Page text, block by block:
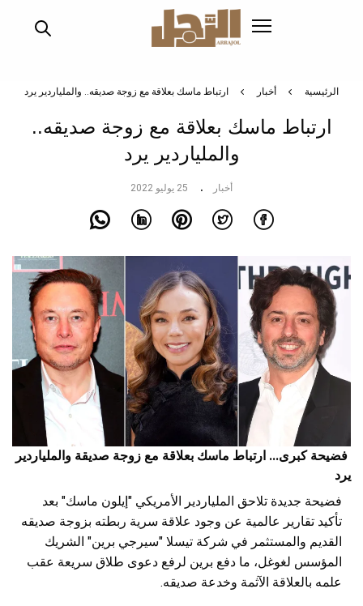
الرئيسية أخبار ارتباط ماسك بعلاقة مع زوجة صديقه.. والملياردير يرد
ارتباط ماسك بعلاقة مع زوجة صديقه..
والملياردير يرد
أخبار 25 يوليو 2022
فضيحة كبرى... ارتباط ماسك بعلاقة مع زوجة صديقة والملياردير
يرد
فضيحة جديدة تلاحق الملياردير الأمريكي "إيلون ماسك" بعد
تأكيد تقارير عالمية عن وجود علاقة سرية ربطته بزوجة صديقه
القديم والمستثمر في شركة تيسلا "سيرجي برين" الشريك
المؤسس لغوغل، ما دفع برين لرفع دعوى طلاق سريعة عقب
علمه بالعلاقة الآثمة وخدعة صديقه.